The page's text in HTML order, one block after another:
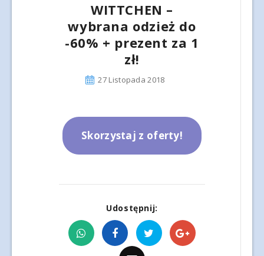
WITTCHEN –
wybrana odzież do
-60% + prezent za 1
zł!
27 Listopada 2018
Skorzystaj z oferty!
Udostępnij: